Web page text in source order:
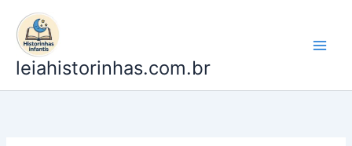
para
conteúdo
leiahistorinhas.com.br